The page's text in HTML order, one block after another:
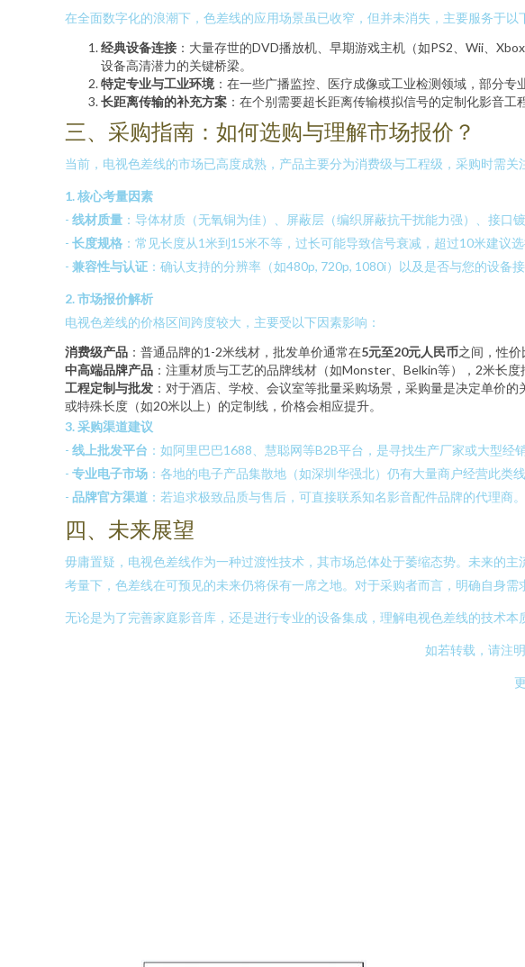
在全面数字化的浪潮下，色差线的应用场景虽已收窄，但并未消失，主要服务于以
经典设备连接 ：大量存世的DVD播放机、早期游戏主机（如PS2、Wii、
设备高清潜力的关键桥梁。
特定专业与工业环境 ：在一些广播监控、医疗成像或工业检测领域，部分
长距离传输的补充方案 ：在个别需要超长距离传输模拟信号的定制化影音
三、采购指南：如何选购与理解市场报价？
当前，电视色差线的市场已高度成熟，产品主要分为消费级与工程级，采购时需关
1. 核心考量因素
- 线材质量 ：导体材质（无氧铜为佳）、屏蔽层（编织屏蔽抗干扰能力强）、接口
- 长度规格 ：常见长度从1米到15米不等，过长可能导致信号衰减，超过10米建议
- 兼容性与认证 ：确认支持的分辨率（如480p, 720p, 1080i）以及是否与您的设备接
2. 市场报价解析
电视色差线的价格区间跨度较大，主要受以下因素影响：
消费级产品 ：普通品牌的1-2米线材，批发单价通常在5元至20元人民币之间，性价
中高端品牌产品 ：注重材质与工艺的品牌线材（如Monster、Belkin等），2米长度
工程定制与批发 ：对于酒店、学校、会议室等批量采购场景，采购量是决定单价
或特殊长度（如20米以上）的定制线，价格会相应提升。
3. 采购渠道建议
- 线上批发平台 ：如阿里巴巴1688、慧聪网等B2B平台，是寻找生产厂家或大型
- 专业电子市场 ：各地的电子产品集散地（如深圳华强北）仍有大量商户经营此类
- 品牌官方渠道 ：若追求极致品质与售后，可直接联系知名影音配件品牌的代理商。
四、未来展望
毋庸置疑，电视色差线作为一种过渡性技术，其市场总体处于萎缩态势。未来的
考量下，色差线在可预见的未来仍将保有一席之地。对于采购者而言，明确自身需
无论是为了完善家庭影音库，还是进行专业的设备集成，理解电视色差线的技术
如若转载，请注